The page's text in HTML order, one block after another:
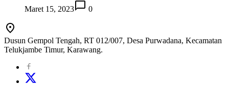
Maret 15, 2023
0
Dusun Gempol Tengah, RT 012/007, Desa Purwadana, Kecamatan
Telukjambe Timur, Karawang.